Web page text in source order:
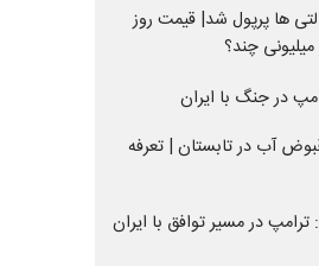
ها پرپول شد| قیمت روز
چند؟
در جنگ با ایران
آب در تابستان | تعرفه
ترامپ در مسیر توافق با ایران